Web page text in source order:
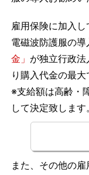
雇用保険に加入し
電磁波防護服の導
金」 が独立行政
り購入代金の最
※支給額は高齢・
して決定致します。
また、その他の